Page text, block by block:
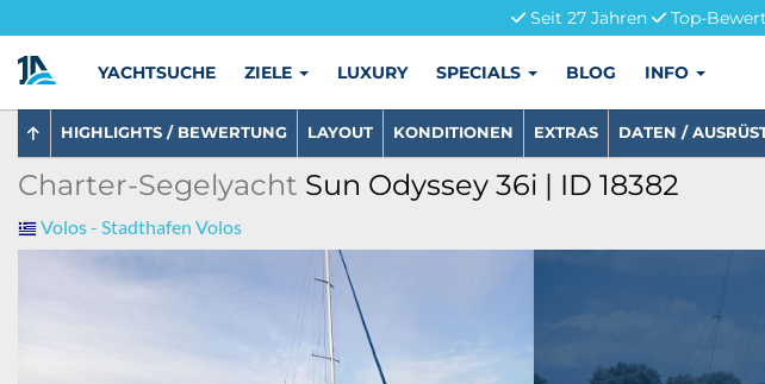
Seit 27 Jahren
Top-
YACHTSUCHE ZIELE LUXURY SPECIALS BLOG INFO
HIGHLIGHTS / BEWERTUNG LAYOUT KONDITIONEN EXTRAS DATEN /
Charter-Segelyacht Sun Odyssey 36i | ID 18382
Volos - Stadthafen Volos